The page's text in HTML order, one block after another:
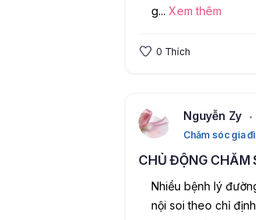
g... Xem thêm
0 Thích
Nguyễn Zy
Chăm sóc gia
CHỦ ĐỘNG CHĂM
Nhiều bệnh lý
nội soi theo chỉ